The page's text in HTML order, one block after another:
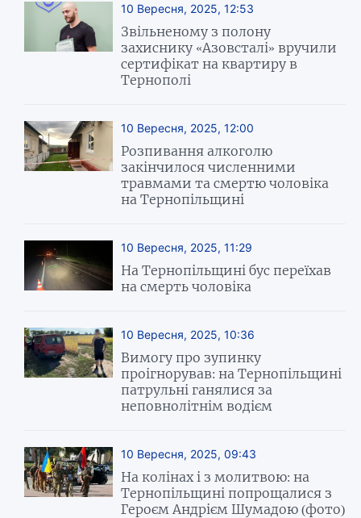
10 Вересня, 2025, 12:53
Звільненому з полону
захиснику «Азовсталі» вручили
сертифікат на квартиру в
Тернополі
10 Вересня, 2025, 12:00
Розпивання алкоголю
закінчилося численними
травмами та смертю чоловіка
на Тернопільщині
10 Вересня, 2025, 11:29
На Тернопільщині бус переїхав
на смерть чоловіка
10 Вересня, 2025, 10:36
Вимогу про зупинку
проігнорував: на Тернопільщині
патрульні ганялися за
неповнолітнім водієм
10 Вересня, 2025, 09:43
На колінах і з молитвою: на
Тернопільщині попрощалися з
Героєм Андрієм Шумадою (фото)